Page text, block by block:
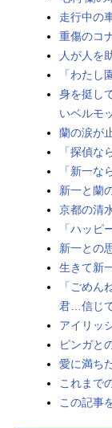
走行中の
重傷のコ
人が人を
「わたし
身を挺し
いベルモ
蘭の涙が
「探偵な
「新一
新一と蘭
京都の清
「ハッピ
新一との
生きて新
「ごめ
君…信じ
アイリッ
ピンガと
愛に満ち
これまで
この記事